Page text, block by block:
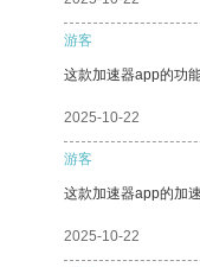
游客
这款加速器app的功
2025-10-22
游客
这款加速器app的加
2025-10-22